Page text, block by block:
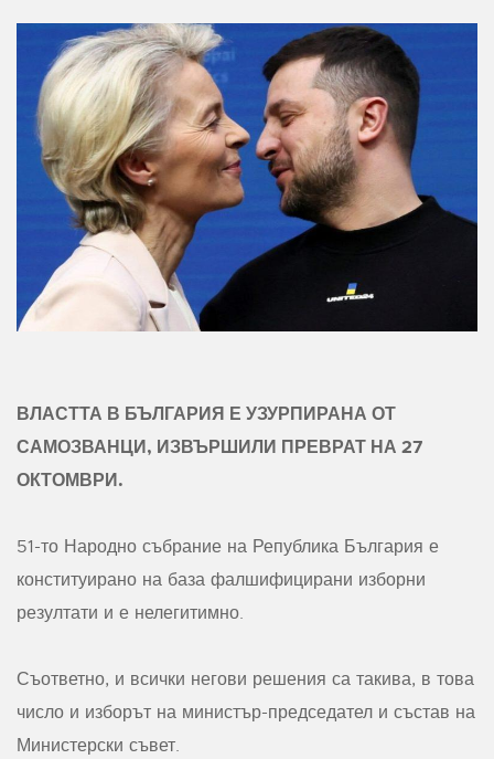
ВЛАСТТА В БЪЛГАРИЯ Е УЗУРПИРАНА ОТ
САМОЗВАНЦИ, ИЗВЪРШИЛИ ПРЕВРАТ НА 27
ОКТОМВРИ.
51-то Народно събрание на Република България е
конституирано на база фалшифицирани изборни
резултати и е нелегитимно.
Съответно, и всички негови решения са такива, в това
число и изборът на министър-председател и състав на
Министерски съвет.